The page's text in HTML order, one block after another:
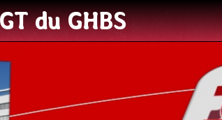
du GHBS